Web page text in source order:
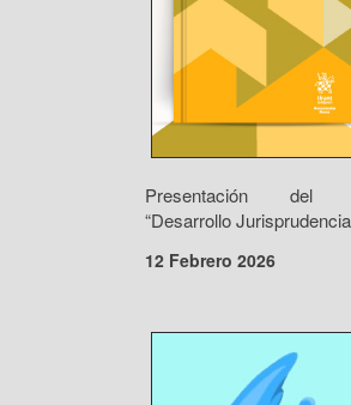
Presentación del
“Desarrollo
12 Febrero 2026